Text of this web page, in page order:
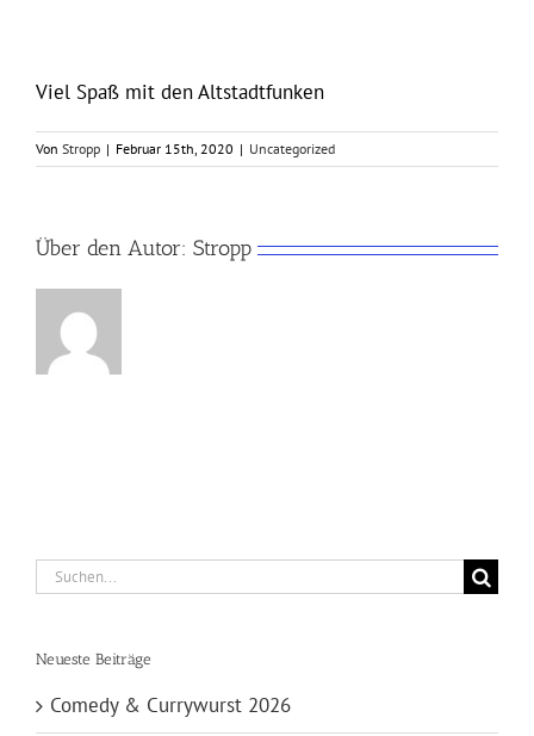
Viel Spaß mit den Altstadtfunken
Von Stropp | Februar 15th, 2020 | Uncategorized
Über den Autor: Stropp
Suche
nach:
Neueste Beiträge
Comedy & Currywurst 2026